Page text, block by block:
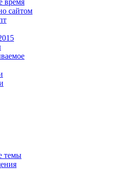
время
сайтом
темы